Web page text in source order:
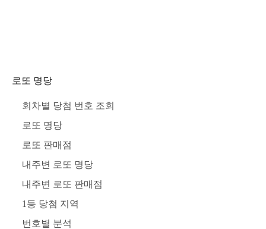
로또 명당
회차별 당첨 번호 조회
로또 명당
로또 판매점
내주변 로또 명당
내주변 로또 판매점
1등 당첨 지역
번호별 분석